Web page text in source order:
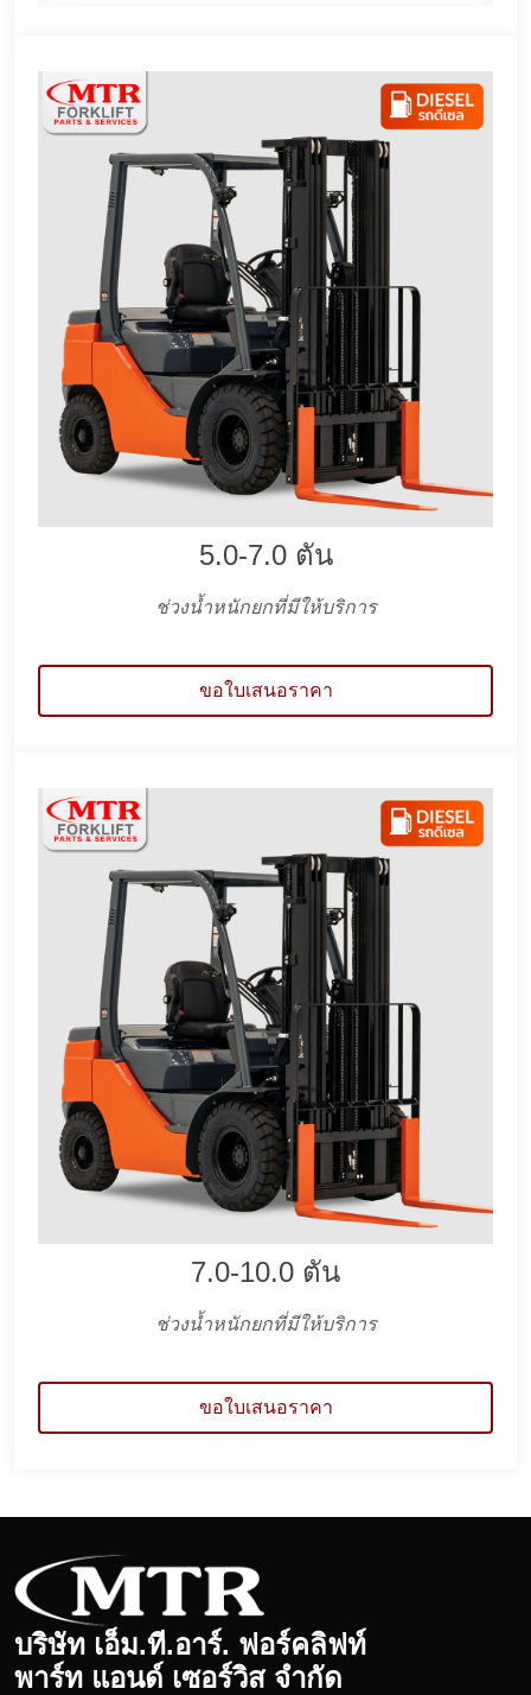
5.0-7.0 ตัน
ช่วงน้ำหนักยกที่มีให้บริการ
ขอใบเสนอราคา
7.0-10.0 ตัน
ช่วงน้ำหนักยกที่มีให้บริการ
ขอใบเสนอราคา
บริษัท เอ็ม.ที.อาร์. ฟอร์คลิฟท์
พาร์ท แอนด์ เซอร์วิส จำกัด